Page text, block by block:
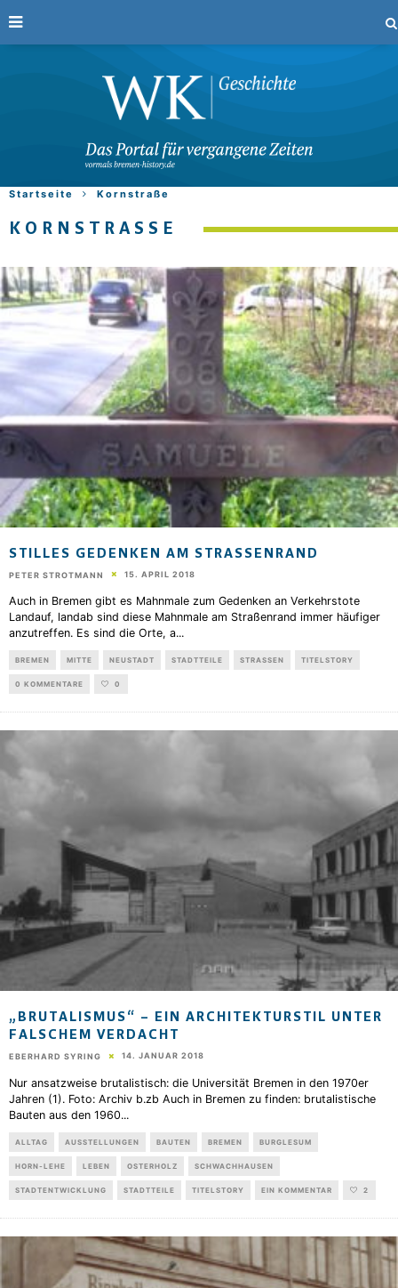
Startseite Kornstraße
KORNSTRASSE
STILLES GEDENKEN AM STRASSENRAND
PETER STROTMANN 15. APRIL 2018
Auch in Bremen gibt es Mahnmale zum Gedenken an Verkehrstote
Landauf, landab sind diese Mahnmale am Straßenrand immer häufiger
anzutreffen. Es sind die Orte, a...
BREMEN MITTE NEUSTADT STADTTEILE STRASSEN TITELSTORY
0 KOMMENTARE 0
„BRUTALISMUS“ – EIN ARCHITEKTURSTIL UNTER
FALSCHEM VERDACHT
EBERHARD SYRING 14. JANUAR 2018
Nur ansatzweise brutalistisch: die Universität Bremen in den 1970er
Jahren (1). Foto: Archiv b.zb Auch in Bremen zu finden: brutalistische
Bauten aus den 1960...
ALLTAG AUSSTELLUNGEN BAUTEN BREMEN BURGLESUM
HORN-LEHE LEBEN OSTERHOLZ SCHWACHHAUSEN
STADTENTWICKLUNG STADTTEILE TITELSTORY EIN KOMMENTAR 2